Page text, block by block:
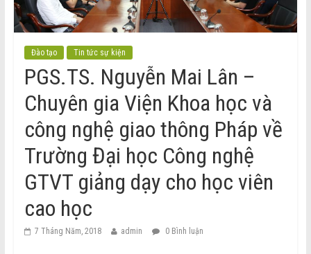
Đào tạo Tin tức sự kiện
PGS.TS. Nguyễn Mai Lân –
Chuyên gia Viện Khoa học và
công nghệ giao thông Pháp về
Trường Đại học Công nghệ
GTVT giảng dạy cho học viên
cao học
7 Tháng Năm, 2018 admin 0 Bình luận